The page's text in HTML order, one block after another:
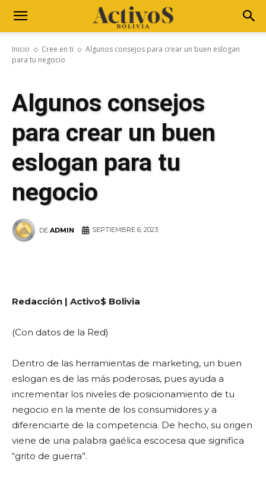
Inicio Cree en ti
Algunos consejos para crear un buen eslogan
para tu negocio
Algunos consejos
para crear un buen
eslogan para tu
negocio
DE ADMIN SEPTIEMBRE 6, 2023
Redacción | Activo$ Bolivia
(Con datos de la Red)
Dentro de las herramientas de marketing, un buen
eslogan es de las más poderosas, pues ayuda a
incrementar los niveles de posicionamiento de tu
negocio en la mente de los consumidores y a
diferenciarte de la competencia. De hecho, su origen
viene de una palabra gaélica escocesa que significa
“grito de guerra”.